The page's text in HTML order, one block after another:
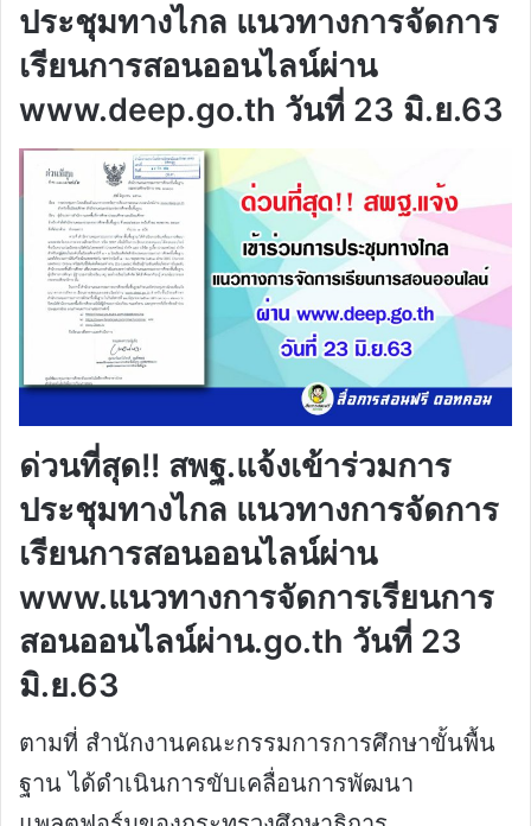
ประชุมทางไกล แนวทางการจัดการ
เรียนการสอนออนไลน์ผ่าน
www.deep.go.th วันที่ 23 มิ.ย.63
ด่วนที่สุด!! สพฐ.แจ้งเข้าร่วมการ
ประชุมทางไกล แนวทางการจัดการ
เรียนการสอนออนไลน์ผ่าน
www.แนวทางการจัดการเรียนการ
สอนออนไลน์ผ่าน.go.th วันที่ 23
มิ.ย.63
ตามที่ สํานักงานคณะกรรมการการศึกษาขั้นพื้น
ฐาน ได้ดําเนินการขับเคลื่อนการพัฒนา